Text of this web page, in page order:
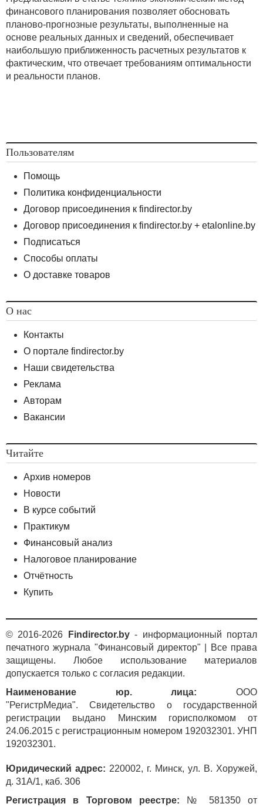
финансового планирования позволяет обосновать
планово-прогнозные результаты, выполненные на
основе реальных данных и сведений, обеспечивает
наибольшую приближенность расчетных результатов к
фактическим, что отвечает требованиям оптимальности
и реальности планов.
Пользователям
Помощь
Политика конфиденциальности
Договор присоединения к findirector.by
Договор присоединения к findirector.by + etalonline.by
Подписаться
Способы оплаты
О доставке товаров
О нас
Контакты
О портале findirector.by
Наши свидетельства
Реклама
Авторам
Вакансии
Читайте
Архив номеров
Новости
В курсе событий
Практикум
Финансовый анализ
Налоговое планирование
Отчётность
Купить
© 2016-2026 Findirector.by- информационный портал
печатного журнала "Финансовый директор" | Все права
защищены. Любое использование материалов
допускается только с согласия редакции.
Наименование юр. лица: ООО
"РегистрМедиа". Свидетельство о государственной
регистрации выдано Минским горисполкомом от
24.06.2015 с регистрационным номером 192032301. УНП
192032301.
Юридический адрес: 220002, г. Минск, ул. В. Хоружей,
д. 31А/1, каб. 306
Регистрация в Торговом реестре: № 581350 от